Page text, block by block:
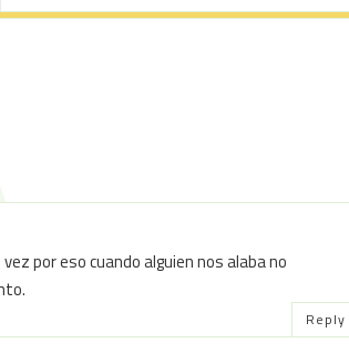
por eso cuando alguien nos alaba no
Reply